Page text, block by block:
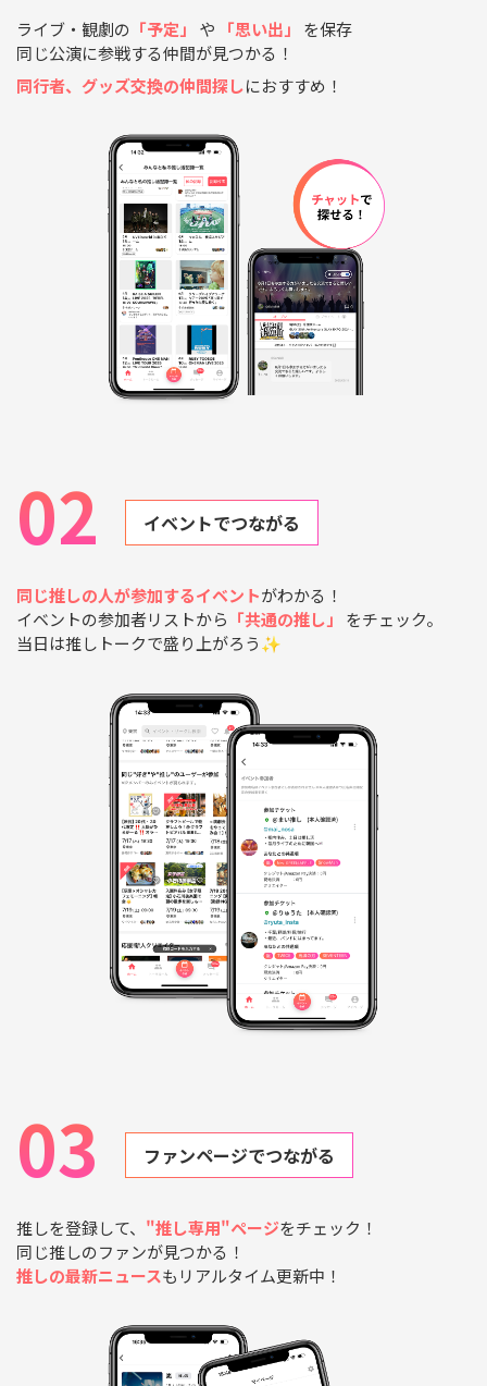
ライブ・観劇の 「予定」 や 「思い出」
を保存
同じ公演に参戦する仲間が見つかる！
同行者、グッズ交換の仲間探しにおすすめ！
02 イベントでつながる
同じ推しの人が参加するイベントがわかる！
イベントの参加者リストから 「共通の推し」
をチェック。
当日は推しトークで盛り上がろう✨
03 ファンページでつながる
推しを登録して、 "推し専用"ページをチェック！
同じ推しのファンが見つかる！
推しの最新ニュースもリアルタイム更新中！